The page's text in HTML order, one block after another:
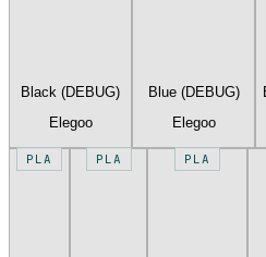
Black (DEBUG)
Elegoo
Blue (DEBUG)
Elegoo
PLA PLA PLA